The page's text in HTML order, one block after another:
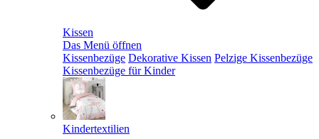
Kissen
Das Menü öffnen
Kissenbezüge Dekorative Kissen Pelzige Kissenbezüge
Kissenbezüge für Kinder
Kindertextilien